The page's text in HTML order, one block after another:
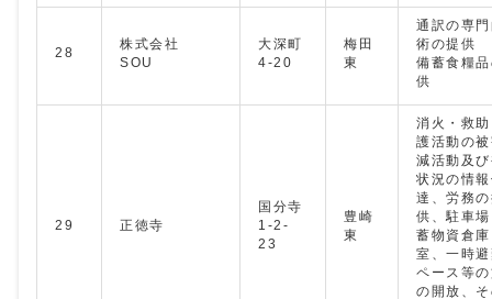
28
株式会社
SOU
大深町
4-20
梅田
東
通訳の専
術の提供
備蓄食糧
供
29 正徳寺
国分寺
1-2-
23
豊崎
東
消火・救
護活動の
減活動及
状況の情
達、労務
供、駐車
蓄物資倉
室、一時
ペース等
の開放、